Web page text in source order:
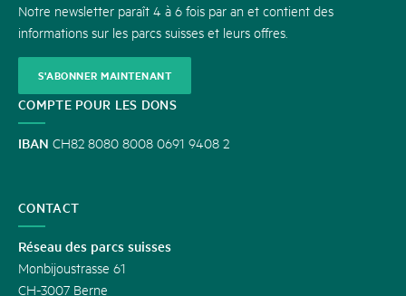
Notre newsletter paraît 4 à 6 fois par an et contient des
informations sur les parcs suisses et leurs offres.
S'ABONNER MAINTENANT
COMPTE POUR LES DONS
IBAN CH82 8080 8008 0691 9408 2
CONTACT
Réseau des parcs suisses
Monbijoustrasse 61
CH-3007 Berne